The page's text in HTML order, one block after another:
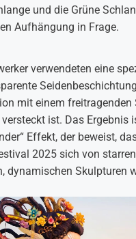
und die Grüne
Aufhängung in Frage.
verwendeten eine
mit einem freitragenden
ist. Das Ergebnis
Effekt, der beweist,
2025 sich von
dynamischen Skulpturen